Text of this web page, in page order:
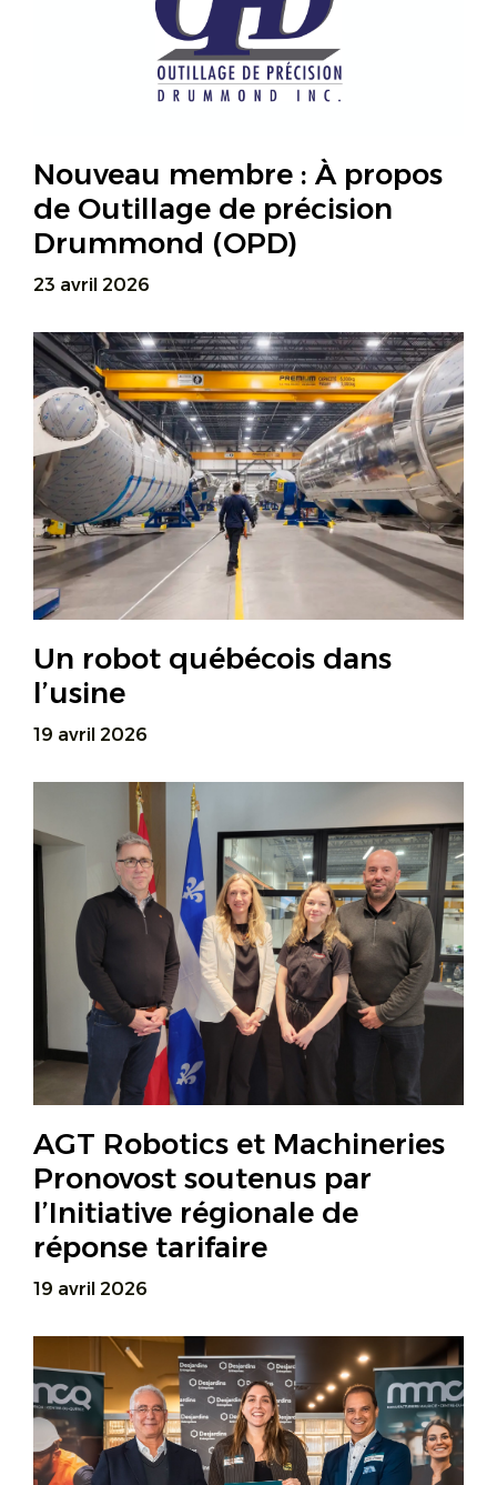
Nouveau membre : À propos
de Outillage de précision
Drummond (OPD)
23 avril 2026
Un robot québécois dans
l’usine
19 avril 2026
AGT Robotics et Machineries
Pronovost soutenus par
l’Initiative régionale de
réponse tarifaire
19 avril 2026